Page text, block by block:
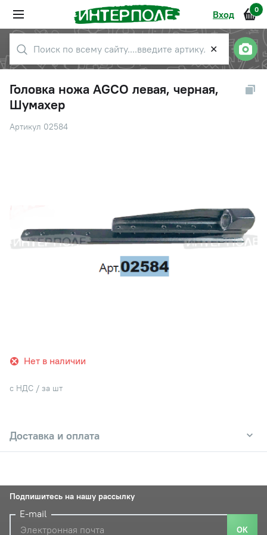
Вход 0
✕
Головка ножа AGCO левая, черная,
Шумахер
Артикул 02584
Нет в наличии
с НДС / за шт
Доставка и оплата
Подпишитесь на нашу рассылку
E-mail
ОК